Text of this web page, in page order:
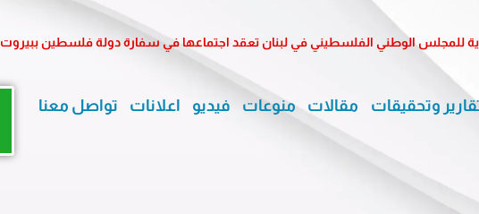
للمجلس الوطني الفلسطيني في لبنان تعقد اجتماعها في سفارة دولة فلسطين ببيروت
وتحقيقات مقالات منوعات فيديو اعلانات تواصل معنا